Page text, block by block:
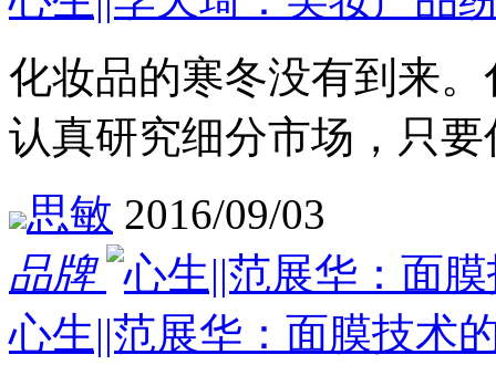
化妆品的寒冬没有到来
认真研究细分市场，只
思敏 2016/09/03
品牌
心生||范展华：面膜技术